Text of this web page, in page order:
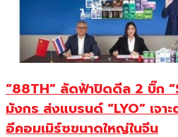
“88TH” ลัดฟ้าปิดดีล 2 บิ๊ก
มังกร ส่งแบรนด์ “LYO” เจ
อีคอมเมิร์ซขนาดใหญ่ในจีน